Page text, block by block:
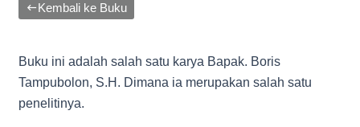
Kembali ke Buku
Buku ini adalah salah satu karya Bapak. Boris
Tampubolon, S.H. Dimana ia merupakan salah satu
penelitinya.